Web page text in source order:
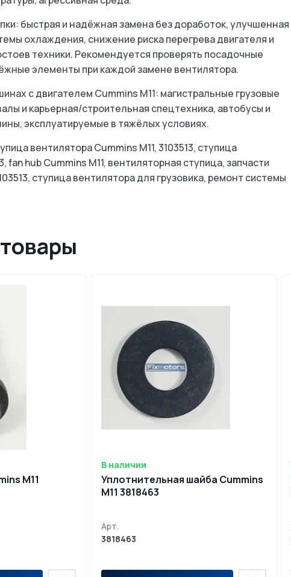
быстрая и надёжная замена без доработок, улучшенная
охлаждения, снижение риска перегрева двигателя и
техники. Рекомендуется проверять посадочные
элементы при каждой замене вентилятора.
с двигателем Cummins M11: магистральные грузовые
и карьерная/строительная спецтехника, автобусы и
эксплуатируемые в тяжёлых условиях.
вентилятора Cummins M11, 3103513, ступица
fan hub Cummins M11, вентиляторная ступица, запчасти
ступица вентилятора для грузовика, ремонт системы
M11
В наличии
Уплотнительная шайба Cummins
M11 3818463
Арт.
3818463